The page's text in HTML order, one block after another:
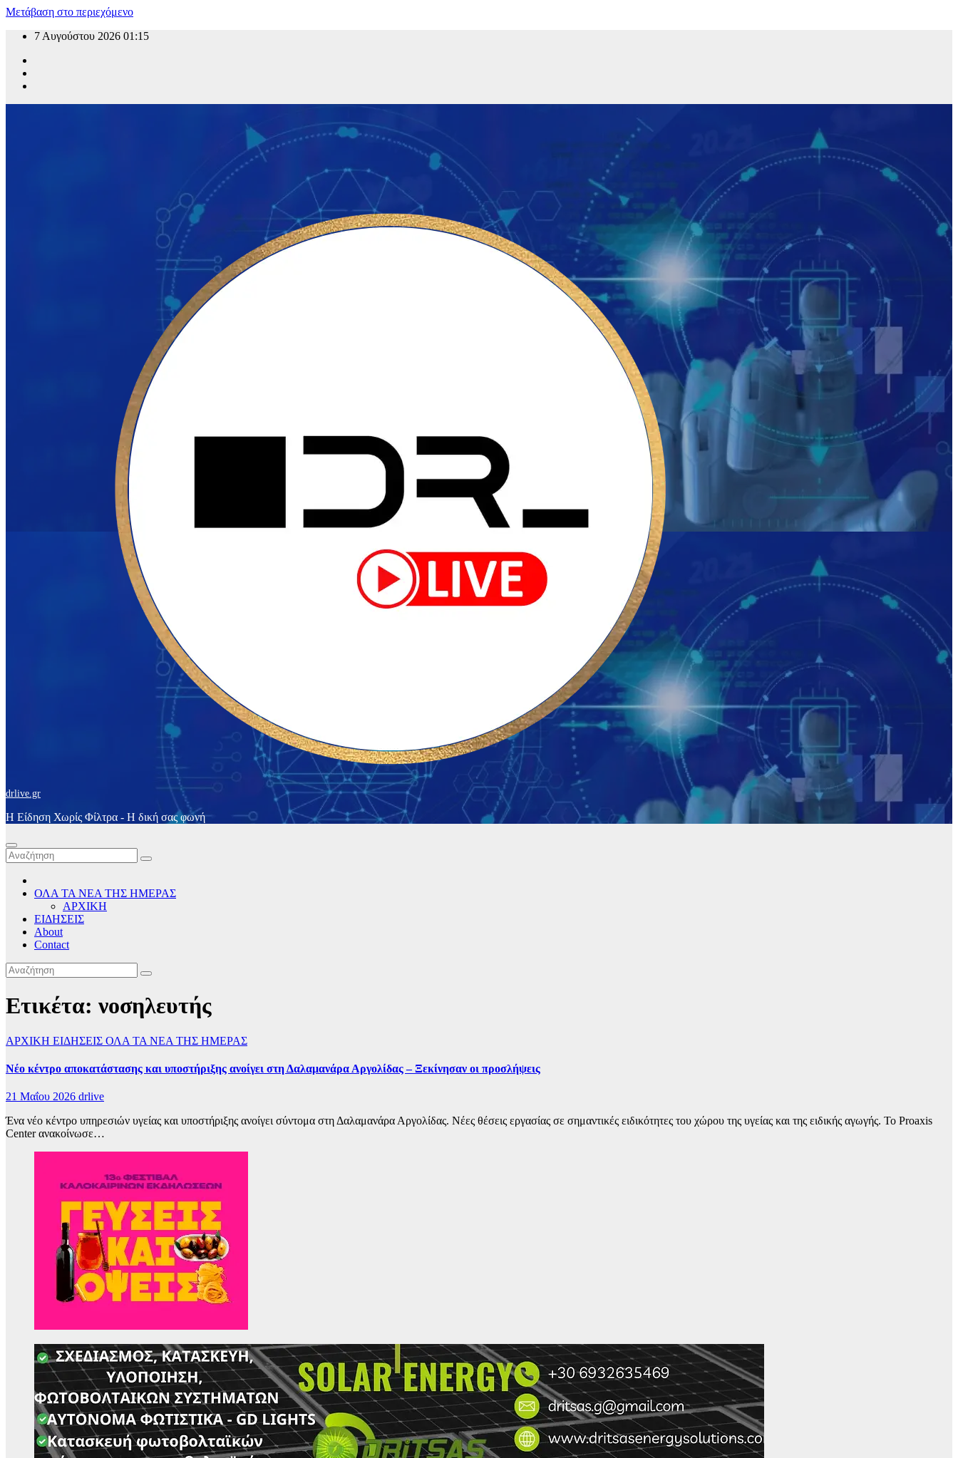
Μετάβαση στο περιεχόμενο
7 Αυγούστου 2026 01:15
drlive.gr
Η Είδηση Χωρίς Φίλτρα - H δική σας φωνή
ΟΛΑ ΤΑ ΝΕΑ ΤΗΣ ΗΜΕΡΑΣ
ΑΡΧΙΚΗ
ΕΙΔΗΣΕΙΣ
About
Contact
Ετικέτα: νοσηλευτής
ΑΡΧΙΚΗ ΕΙΔΗΣΕΙΣ ΟΛΑ ΤΑ ΝΕΑ ΤΗΣ ΗΜΕΡΑΣ
Νέο κέντρο αποκατάστασης και υποστήριξης ανοίγει στη Δαλαμανάρα Αργολίδας – Ξεκίνησαν οι προσλήψεις
21 Μαΐου 2026 drlive
Ένα νέο κέντρο υπηρεσιών υγείας και υποστήριξης ανοίγει σύντομα στη Δαλαμανάρα Αργολίδας. Νέες θέσεις εργασίας σε σημαντικές ειδικότητες του χώρου της υγείας και της ειδικής αγωγής. Το Proaxis
Center ανακοίνωσε…